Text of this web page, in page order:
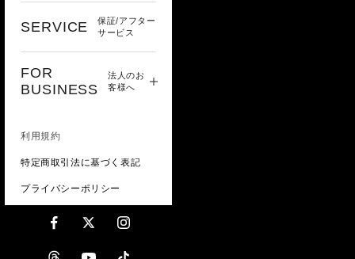
SERVICE
保証/アフター
サービス
FOR
BUSINESS
法人のお
客様へ
利用規約
特定商取引法に基づく表記
プライバシーポリシー